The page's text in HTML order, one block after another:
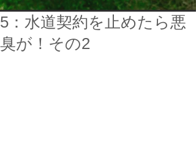
5：水道契約を止めたら悪
臭が！その2